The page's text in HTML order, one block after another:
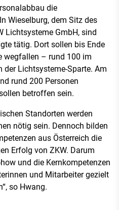
die
Wieselburg, dem Sitz des
Lichtsysteme GmbH, sind
tätig. Dort sollen bis Ende
wegfallen – rund 100 im
der Lichtsysteme-Sparte. Am
rund 200 Personen
betroffen sein.
Standorten werden
nötig sein. Dennoch bilden
aus Österreich die
Erfolg von ZKW. Darum
und die Kernkompetenzen
und Mitarbeiter gezielt
so Hwang.